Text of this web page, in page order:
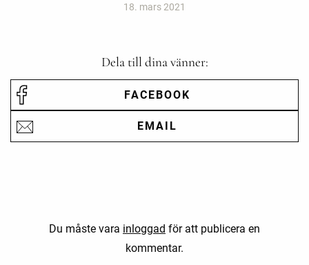
18. mars 2021
Dela till dina vänner:
FACEBOOK
EMAIL
Du måste vara inloggad för att publicera en
kommentar.